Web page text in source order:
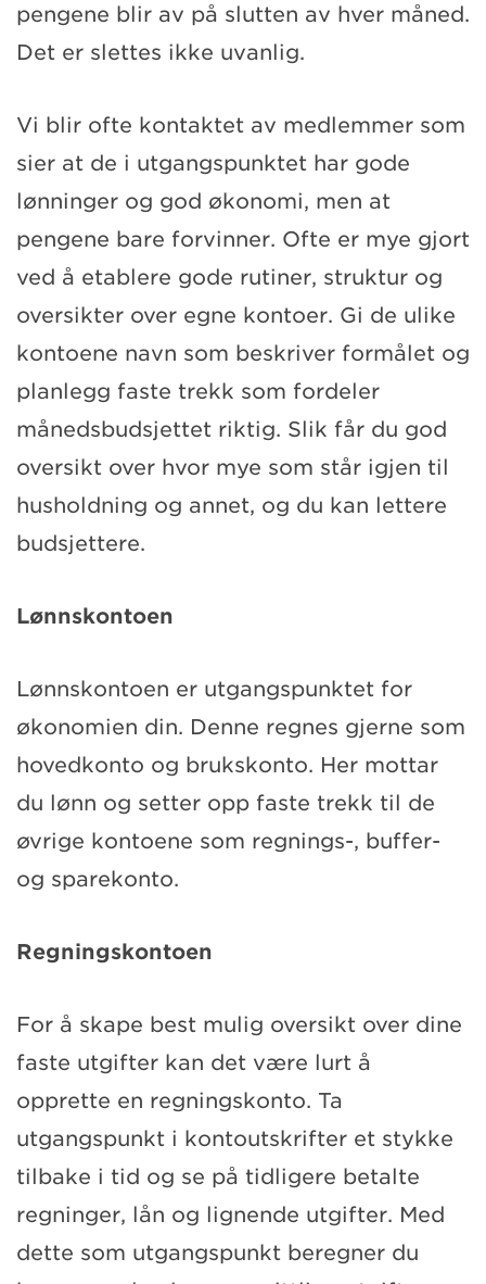
pengene blir av på slutten av hver måned.
Det er slettes ikke uvanlig.
Vi blir ofte kontaktet av medlemmer som
sier at de i utgangspunktet har gode
lønninger og god økonomi, men at
pengene bare forvinner. Ofte er mye gjort
ved å etablere gode rutiner, struktur og
oversikter over egne kontoer. Gi de ulike
kontoene navn som beskriver formålet og
planlegg faste trekk som fordeler
månedsbudsjettet riktig. Slik får du god
oversikt over hvor mye som står igjen til
husholdning og annet, og du kan lettere
budsjettere.
Lønnskontoen
Lønnskontoen er utgangspunktet for
økonomien din. Denne regnes gjerne som
hovedkonto og brukskonto. Her mottar
du lønn og setter opp faste trekk til de
øvrige kontoene som regnings-, buffer-
og sparekonto.
Regningskontoen
For å skape best mulig oversikt over dine
faste utgifter kan det være lurt å
opprette en regningskonto. Ta
utgangspunkt i kontoutskrifter et stykke
tilbake i tid og se på tidligere betalte
regninger, lån og lignende utgifter. Med
dette som utgangspunkt beregner du